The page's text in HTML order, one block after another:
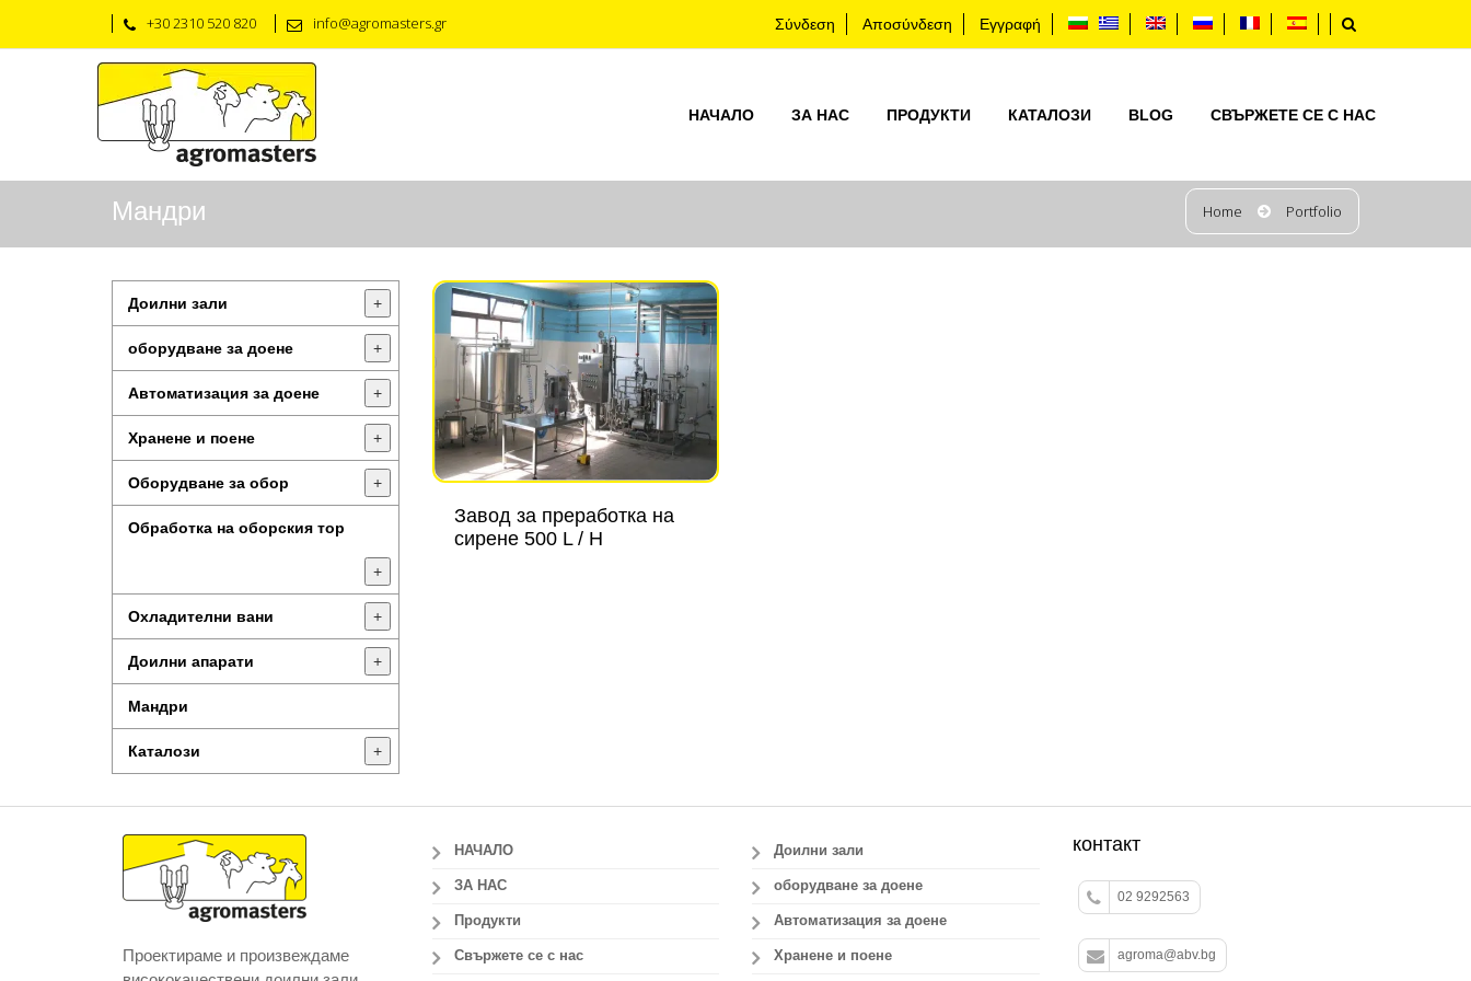
+30 2310 520 820 info@agromasters.gr Σύνδεση Αποσύνδεση Εγγραφή
НАЧАЛО ЗА НАС ПРОДУКТИ КАТАЛОЗИ BLOG СВЪРЖЕТЕ СЕ С НАС
Мандри Home Portfolio
Доилни зали +
оборудване за доене +
Автоматизация за доене +
Хранене и поене +
Оборудване за обор +
Обработка на оборския тор
+
Охладителни вани +
Доилни апарати +
Мандри
Каталози +
Завод за преработка на
сирене 500 L / H
Проектираме и произвеждаме
НАЧАЛО
ЗА НАС
Продукти
Свържете се с нас
Доилни зали
оборудване за доене
Автоматизация за доене
Хранене и поене
контакт
02 9292563
agroma@abv.bg